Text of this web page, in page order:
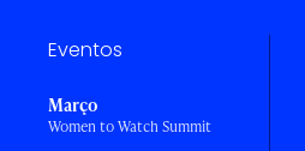
Eventos
Março
Women to Watch Summit